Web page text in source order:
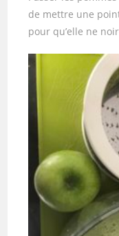
de mettre une
pour qu’elle ne